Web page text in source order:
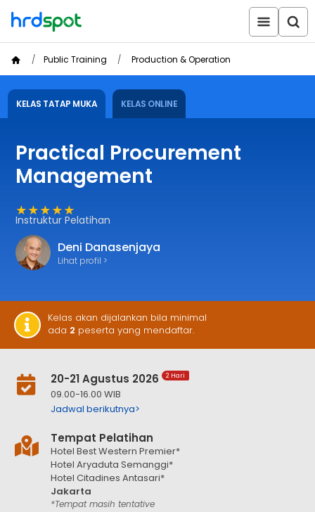
Public Training Production & Operation
KELAS TATAP MUKA KELAS ONLINE
Practical Procurement
Management
★★★★★
Instruktur Pelatihan
Deni Danasenjaya
Lihat profil >
Kelas akan dijalankan bila minimal
ada 2 peserta yang mendaftar.
20-21 Agustus 2026 2 Hari
09.00-16.00 WIB
Jadwal berikutnya>
Tempat Pelatihan
Hotel Best Western Premier*
Hotel Aryaduta Semanggi*
Hotel Citadines Antasari*
Jakarta
*Tempat masih tentative